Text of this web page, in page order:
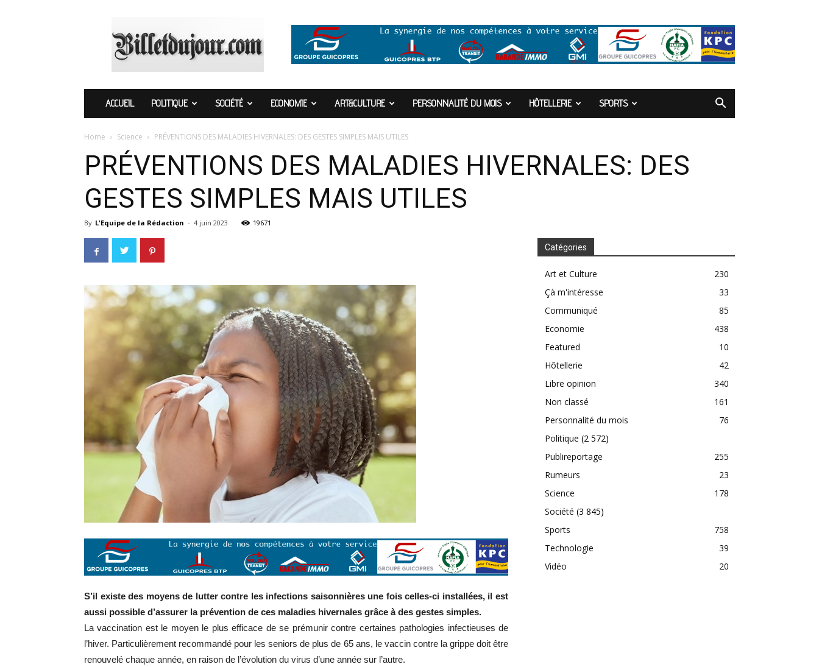
ACCUEIL POLITIQUE SOCIÉTÉ ECONOMIE ART&CULTURE PERSONNALITÉ DU MOIS HÔTELLERIE SPORTS
Home Science PRÉVENTIONS DES MALADIES HIVERNALES: DES GESTES SIMPLES MAIS UTILES
PRÉVENTIONS DES MALADIES HIVERNALES: DES
GESTES SIMPLES MAIS UTILES
By L'Equipe de la Rédaction - 4 juin 2023 19671
S’il existe des moyens de lutter contre les infections saisonnières une fois celles-ci installées, il est
aussi possible d’assurer la prévention de ces maladies hivernales grâce à des gestes simples.
La vaccination est le moyen le plus efficace de se prémunir contre certaines pathologies infectieuses de
l’hiver. Particulièrement recommandé pour les seniors de plus de 65 ans, le vaccin contre la grippe doit être
renouvelé chaque année, en raison de l’évolution du virus d’une année sur l’autre.
Catégories
Art et Culture
230
Çà m'intéresse
33
Communiqué
85
Economie
438
Featured
10
Hôtellerie
42
Libre opinion
340
Non classé
161
Personnalité du mois
76
Politique (2 572)
Publireportage
255
Rumeurs
23
Science
178
Société (3 845)
Sports
758
Technologie
39
Vidéo
20